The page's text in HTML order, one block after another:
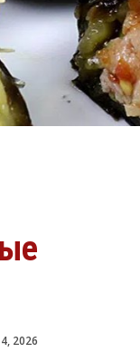
2026